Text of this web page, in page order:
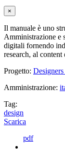
×
Il manuale è uno
Amministrazione e
digitali fornendo
research, al content
Progetto:
Amministrazione:
Tag:
design
Scarica
pdf